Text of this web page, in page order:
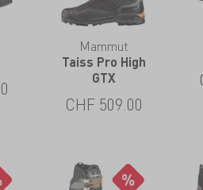
Mammut
Taiss Pro High
GTX
CHF 509.00